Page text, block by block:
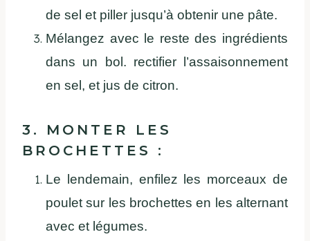
de sel et piller jusqu’à obtenir une pâte.
Mélangez avec le reste des ingrédients
dans un bol. rectifier l’assaisonnement
en sel, et jus de citron.
3. MONTER LES
BROCHETTES :
Le lendemain, enfilez les morceaux de
poulet sur les brochettes en les alternant
avec et légumes.